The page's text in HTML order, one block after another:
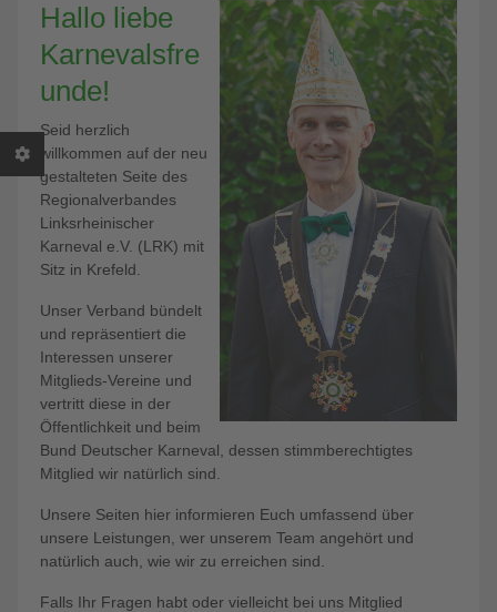
Hallo liebe
Karnevalsfre
unde!
Seid herzlich
willkommen auf der neu
gestalteten Seite des
Regionalverbandes
Linksrheinischer
Karneval e.V. (LRK) mit
Sitz in Krefeld.
Unser Verband bündelt
und repräsentiert die
Interessen unserer
Mitglieds-Vereine und
vertritt diese in der
Öffentlichkeit und beim
Bund Deutscher Karneval, dessen stimmberechtigtes
Mitglied wir natürlich sind.
Unsere Seiten hier informieren Euch umfassend über
unsere Leistungen, wer unserem Team angehört und
natürlich auch, wie wir zu erreichen sind.
Falls Ihr Fragen habt oder vielleicht bei uns Mitglied